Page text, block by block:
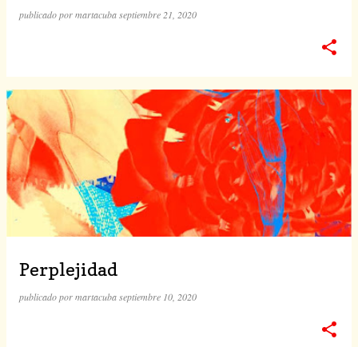
publicado pormartacubaseptiembre 21, 2020
Perplejidad
publicado pormartacubaseptiembre 10, 2020